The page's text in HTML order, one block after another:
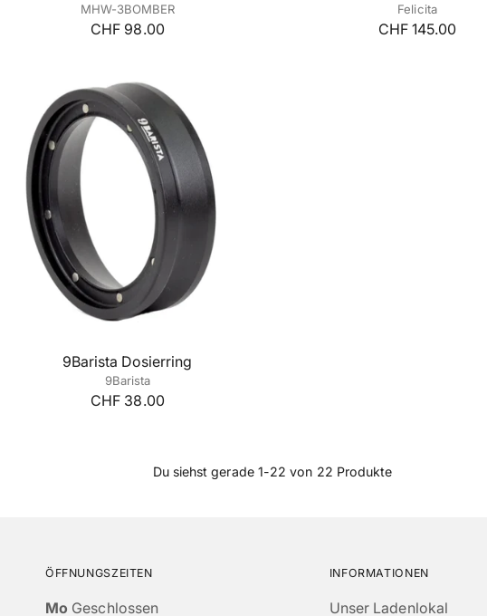
MHW-3BOMBER
CHF 98.00
Felicita
CHF 145.00
9Barista Dosierring
9Barista
CHF 38.00
Du siehst gerade 1-22 von 22 Produkte
ÖFFNUNGSZEITEN
Mo Geschlossen
INFORMATIONEN
Unser Ladenlokal